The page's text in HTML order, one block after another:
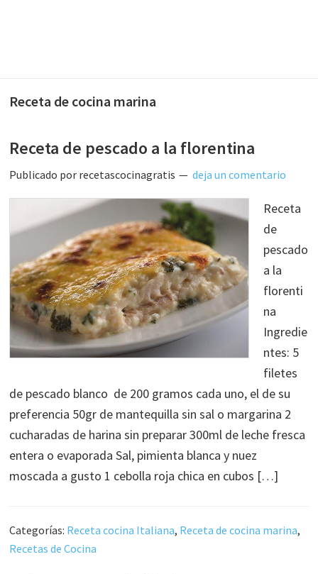
Receta de cocina marina
Receta de pescado a la florentina
Publicado por recetascocinagratis deja un comentario
Receta
de
pescado
a la
florenti
na
Ingredie
ntes: 5
filetes
de pescado blanco de 200 gramos cada uno, el de su
preferencia 50gr de mantequilla sin sal o margarina 2
cucharadas de harina sin preparar 300ml de leche fresca
entera o evaporada Sal, pimienta blanca y nuez
moscada a gusto 1 cebolla roja chica en cubos […]
Categorías: Receta cocina Italiana, Receta de cocina marina,
Recetas de Cocina